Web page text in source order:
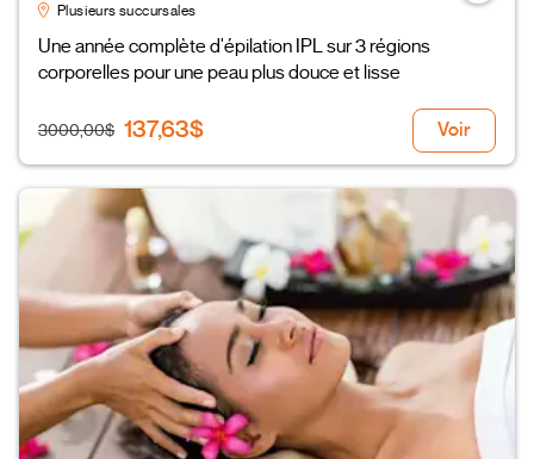
Plusieurs succursales
Une année complète d'épilation IPL sur 3 régions
corporelles pour une peau plus douce et lisse
3000,00$ 137,63$ Voir